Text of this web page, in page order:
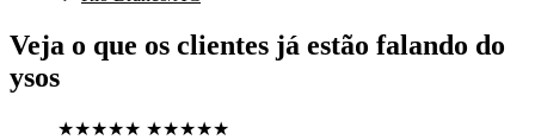
Veja o que os clientes já estão falando do
ysos
★★★★★ ★★★★★